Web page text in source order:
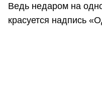
Ведь недаром на
красуется надпись